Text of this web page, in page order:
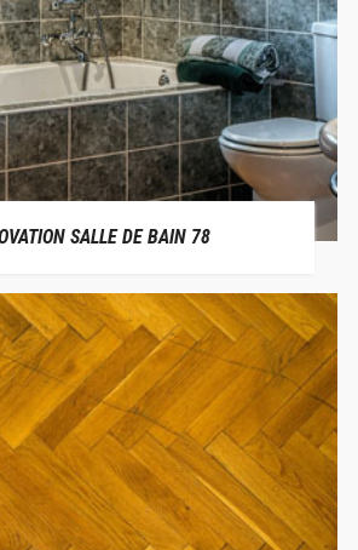
SALLE DE BAIN 78